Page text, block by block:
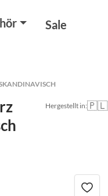
Sale
Hergestellt in:🇵🇱